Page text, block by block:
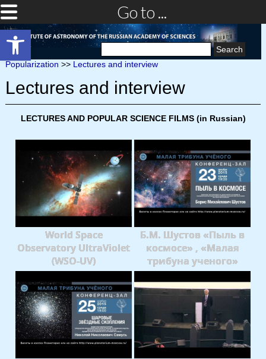
Open toolbar
Go to ...
Search
Popularization >> Lectures and interview
Lectures and interview
LECTURES AND POPULAR SCIENCE FILMS (in Russian)
World Space
Observatory UltraViolet
(WSO-UV)
Б.М. Шустов «Пыль в
космосе» , «Малая
трибуна ученого»